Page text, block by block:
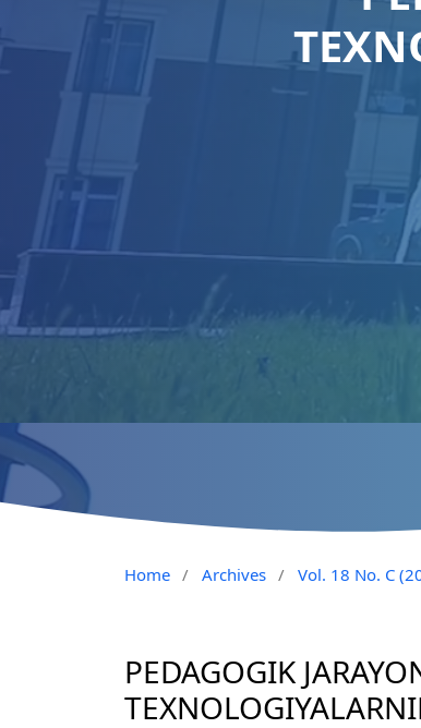
Home / Archives / Vol. 18 No. C
PEDAGOGIK